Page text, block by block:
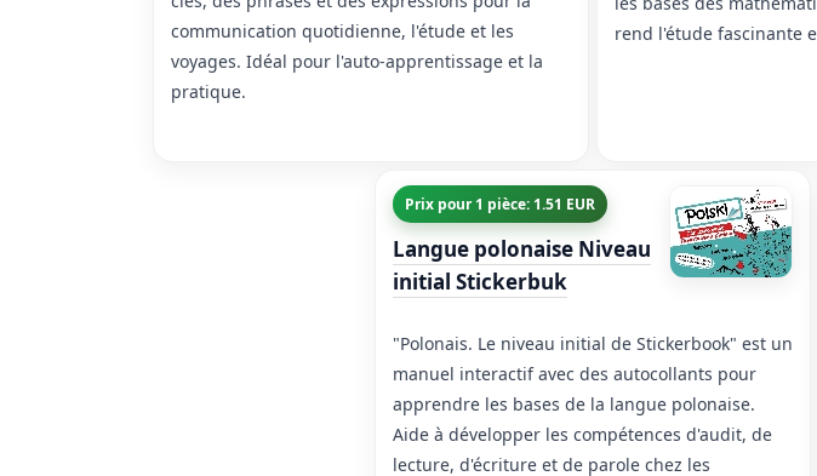
communication quotidienne, l'étude et les
voyages. Idéal pour l'auto-apprentissage et la
pratique.
rend l'étude fascinante
Prix pour 1 pièce: 1.51 EUR
Langue polonaise Niveau
initial Stickerbuk
"Polonais. Le niveau initial de Stickerbook" est un
manuel interactif avec des autocollants pour
apprendre les bases de la langue polonaise.
Aide à développer les compétences d'audit, de
lecture, d'écriture et de parole chez les